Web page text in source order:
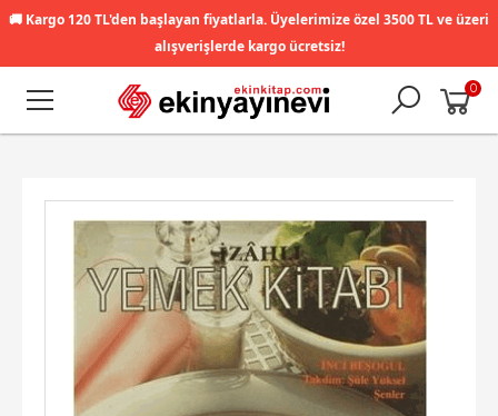
🚚 Kargo 120 TL'den başlayan fiyatlarla. Üyelerimize özel 3500 TL ve üzeri
alışverişlerde kargo ücretsiz!
0